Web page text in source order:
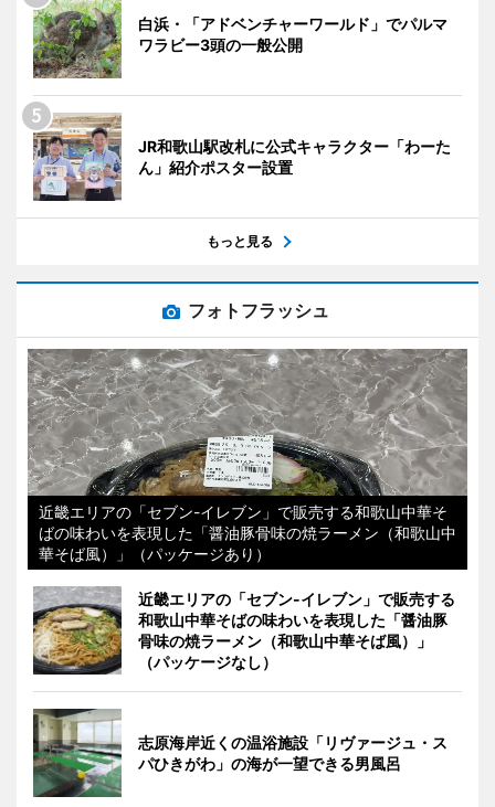
白浜・「アドベンチャーワールド」でパルマ
ワラビー3頭の一般公開
JR和歌山駅改札に公式キャラクター「わーた
ん」紹介ポスター設置
もっと見る
フォトフラッシュ
近畿エリアの「セブン-イレブン」で販売する和歌山中華そ
ばの味わいを表現した「醤油豚骨味の焼ラーメン（和歌山中
華そば風）」（パッケージあり）
近畿エリアの「セブン-イレブン」で販売する
和歌山中華そばの味わいを表現した「醤油豚
骨味の焼ラーメン（和歌山中華そば風）」
（パッケージなし）
志原海岸近くの温浴施設「リヴァージュ・ス
パひきがわ」の海が一望できる男風呂